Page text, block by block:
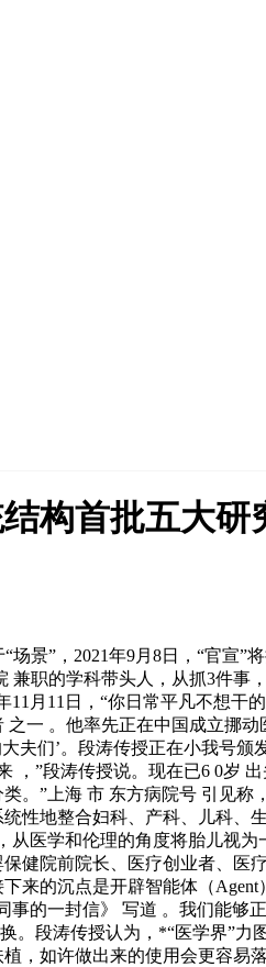
构首批五大研
”，2021年9月8日，“官宣”
兼职的学科带头人，从抓3件事
11月11日，“你日常平凡不想
一 。他率先正在中国成立挪
夫们’。段涛传授正在小我号
，”段涛传授说。现在已6 0岁
。”上海 市 东方病院号 引见
性地整合妇科、产科、儿科
从医学和伦理的角度将胎儿视
健院前院长、医疗创业者、
来的沉点是开辟智能体（
事的一封信》 写道 。我们能
。段涛传授认为，*“医学界”
，如许做出来的使用会更容